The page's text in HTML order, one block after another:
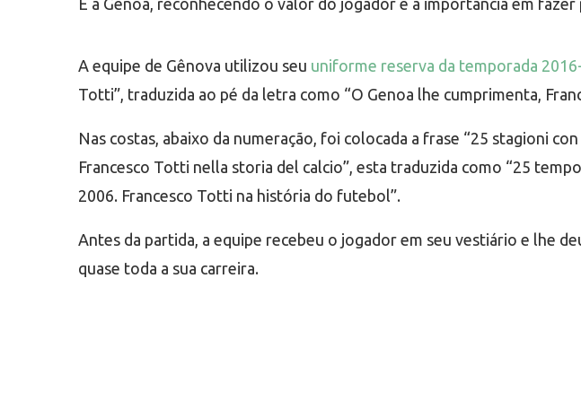
E a Genoa, reconhecendo o valor do jogador e a importância em
A equipe de Gênova utilizou seu uniforme reserva da temporada
Totti”, traduzida ao pé da letra como “O Genoa lhe cumprimenta,
Nas costas, abaixo da numeração, foi colocada a frase “25 stagioni
Francesco Totti nella storia del calcio”, esta traduzida como “25
2006. Francesco Totti na história do futebol”.
Antes da partida, a equipe recebeu o jogador em seu vestiário e lhe
quase toda a sua carreira.